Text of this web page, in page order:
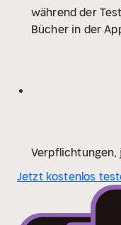
opera prima,
entusiasmante
realtà. C'è il
abbraccia l'intero
realtà dura,
spiaggia di
da padrone, ai
während der
Bücher in der
Verpflichtungen,
Jetzt kostenlos